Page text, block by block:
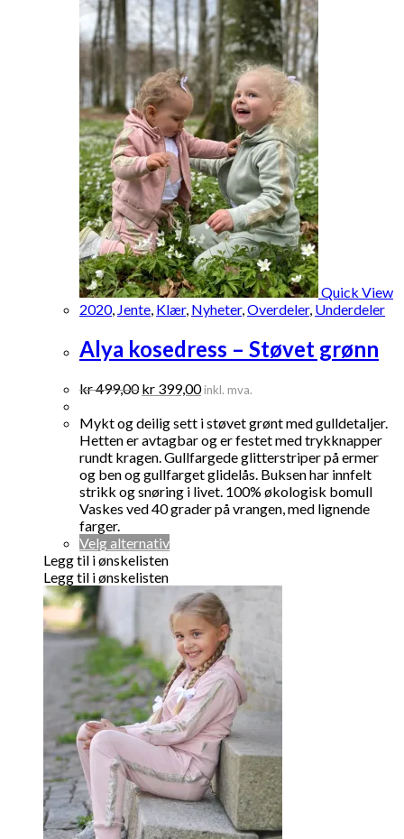
Quick View
2020, Jente, Klær, Nyheter,Overdeler, Underdeler
Alya kosedress – Støvet grønn
kr499,00 Opprinnelig
var:
kr 499,00.
kr 399,00Nåværende
er:
kr 399,00.
inkl. mva.
Mykt og deilig sett i støvet grønt med gulldetaljer.
Hetten er avtagbar og er festet med trykknapper
rundt kragen. Gullfargede glitterstriper på ermer
og ben og gullfarget glidelås. Buksen har innfelt
strikk og snøring i livet. 100% økologisk bomull
Vaskes ved 40 grader på vrangen, med lignende
farger.
Velg alternativDette
flere
varianter.
Alternativene
kan
velges
på
produktsiden
Legg til i ønskelisten
Legg til i ønskelisten